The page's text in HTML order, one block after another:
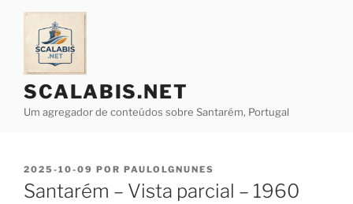
Saltar
conteúdo
SCALABIS.NET
Um agregador de conteúdos sobre Santarém, Portugal
PUBLICADO
EM
2025-10-09 POR PAULOLGNUNES
Santarém – Vista parcial – 1960